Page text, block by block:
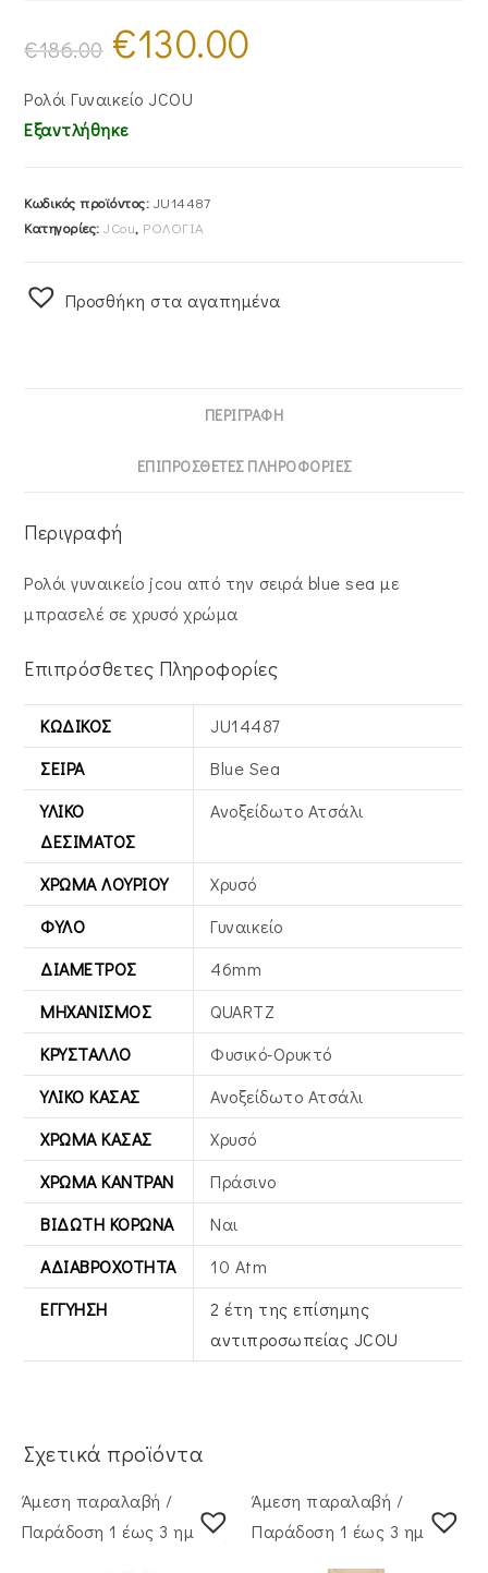
€186.00
Original
price
was:
€130.00
Ρολόι Γυναικείο JCOU
Εξαντλήθηκε
Κωδικός προϊόντος: JU14487
Κατηγορίες:JCou, ΡΟΛΟΓΙΑ
Προσθήκη στα αγαπημένα
ΠΕΡΙΓΡΑΦΉ
ΕΠΙΠΡΌΣΘΕΤΕΣ ΠΛΗΡΟΦΟΡΊΕΣ
Περιγραφή
Ρολόι γυναικείο jcou από την σειρά blue sea με
μπρασελέ σε χρυσό χρώμα
Επιπρόσθετες Πληροφορίες
ΚΩΔΙΚΌΣ
JU14487
ΣΕΙΡΆ
Blue Sea
ΥΛΙΚΌ
ΔΕΣΊΜΑΤΟΣ
Ανοξείδωτο Ατσάλι
ΧΡΏΜΑ ΛΟΥΡΙΟΎ
Χρυσό
ΦΎΛΟ
Γυναικείο
ΔΙΆΜΕΤΡΟΣ
46mm
ΜΗΧΑΝΙΣΜΌΣ
QUARTZ
ΚΡΎΣΤΑΛΛΟ
Φυσικό-Ορυκτό
ΥΛΙΚΌ ΚΆΣΑΣ
Ανοξείδωτο Ατσάλι
ΧΡΏΜΑ ΚΆΣΑΣ
Χρυσό
ΧΡΏΜΑ ΚΑΝΤΡΆΝ
Πράσινο
ΒΙΔΩΤΉ ΚΟΡΏΝΑ
Ναι
ΑΔΙΑΒΡΟΧΌΤΗΤΑ
10 Atm
ΕΓΓΎΗΣΗ
2 έτη της επίσημης
αντιπροσωπείας JCOU
Σχετικά προϊόντα
Άμεση παραλαβή /
Παράδoση 1 έως 3 ημέρες
Άμεση παραλαβή /
Παράδoση 1 έως 3 ημέρες